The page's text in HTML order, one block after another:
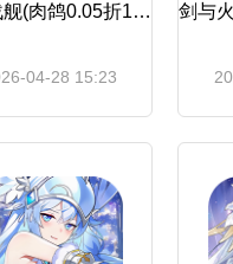
无敌战舰(肉鸽0.05折1千买断)
04-28 15:23